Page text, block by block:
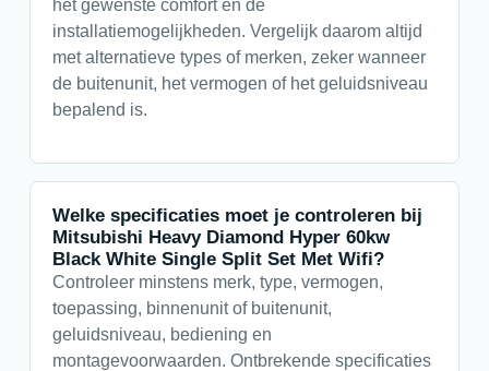
het gewenste comfort en de
installatiemogelijkheden. Vergelijk daarom altijd
met alternatieve types of merken, zeker wanneer
de buitenunit, het vermogen of het geluidsniveau
bepalend is.
Welke specificaties moet je controleren bij
Mitsubishi Heavy Diamond Hyper 60kw
Black White Single Split Set Met Wifi?
Controleer minstens merk, type, vermogen,
toepassing, binnenunit of buitenunit,
geluidsniveau, bediening en
montagevoorwaarden. Ontbrekende specificaties